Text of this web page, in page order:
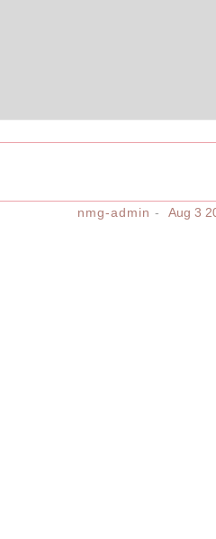
nmg-admin Aug 3